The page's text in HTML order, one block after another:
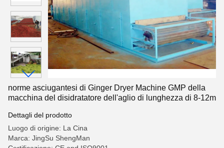
norme asciugantesi di Ginger Dryer Machine GMP della
macchina del disidratatore dell'aglio di lunghezza di 8-12m
Dettagli del prodotto
Luogo di origine: La Cina
Marca: JingSu ShengMan